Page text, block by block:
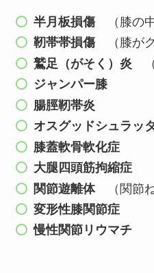
半月板損傷
（膝の
靭帯帯損傷
（膝が
鷲足（がそく）炎
ジャンパー膝
腸脛靭帯炎
オスグッドシュラッ
膝蓋軟骨軟化症
大腿四頭筋拘縮症
関節遊離体
（関節
変形性膝関節症
慢性関節リウマチ